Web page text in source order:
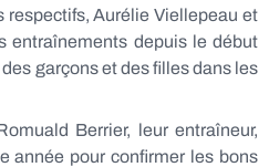
respectifs, Aurélie Viellepeau et
entraînements depuis le début
garçons et des filles dans les
Berrier, leur entraîneur,
année pour confirmer les bons